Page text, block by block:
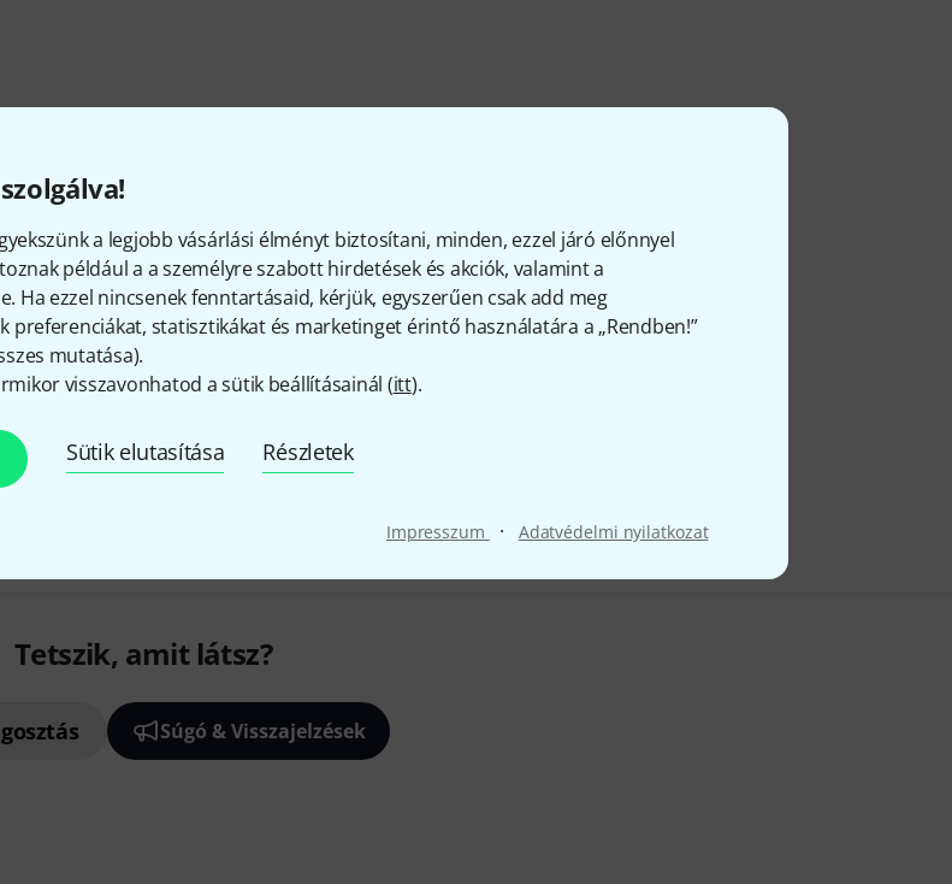
a legjobb vásárlási élményt biztosítani, minden, ezzel járó előnnyel
például a a személyre szabott hirdetések és akciók, valamint a
Ha ezzel nincsenek fenntartásaid, kérjük, egyszerűen csak add meg
preferenciákat, statisztikákat és marketinget érintő használatára a „Rendben!”
mutatása).
visszavonhatod a sütik beállításainál (itt).
Sütik elutasítása Részletek
Impresszum · Adatvédelmi nyilatkozat
Tetszik, amit látsz?
Súgó & Visszajelzések